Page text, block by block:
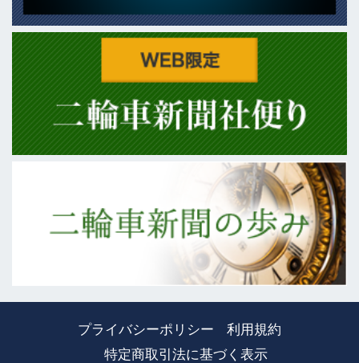
プライバシーポリシー
利用規約
特定商取引法に基づく表示